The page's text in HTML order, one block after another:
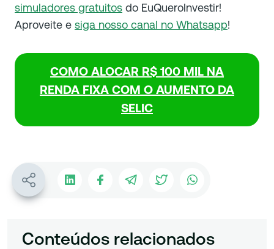
simuladores gratuitos do EuQueroInvestir!
Aproveite e siga nosso canal no Whatsapp!
COMO ALOCAR R$ 100 MIL NA
RENDA FIXA COM O AUMENTO DA
SELIC
Conteúdos relacionados